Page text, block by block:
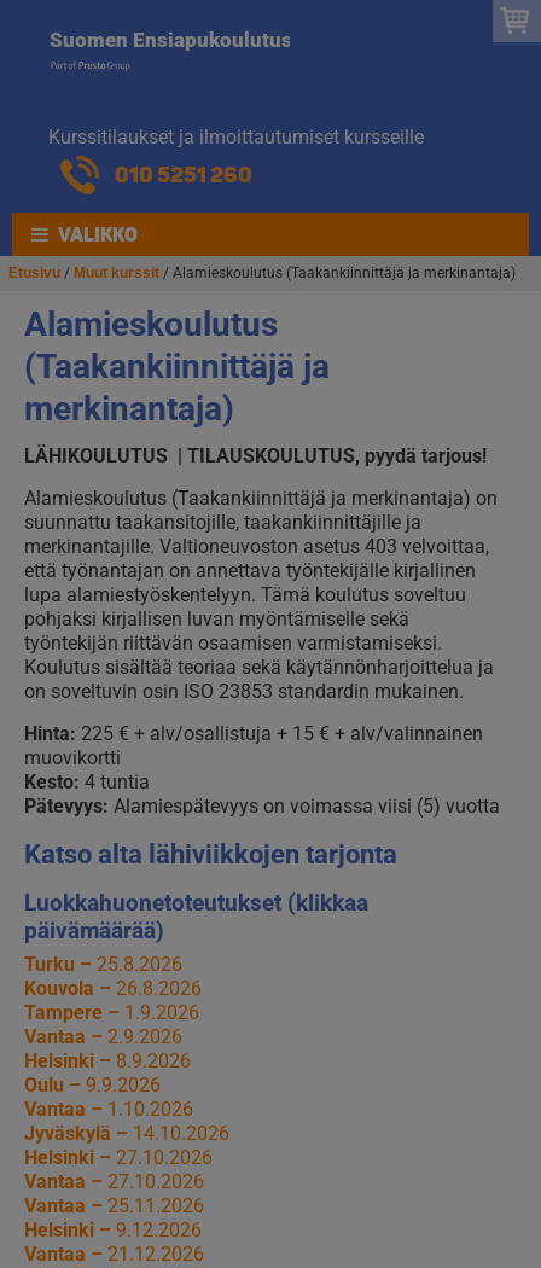
navigointiin
sisältöön
Suomen EnsiapukoulutusSuomen
Kurssitilaukset ja ilmoittautumiset kursseille
010 5251 260
VALIKKO
Etusivu / Muut kurssit / Alamieskoulutus (Taakankiinnittäjä ja merkinantaja)
Alamieskoulutus
(Taakankiinnittäjä ja
merkinantaja)
LÄHIKOULUTUS | TILAUSKOULUTUS, pyydä tarjous!
Alamieskoulutus (Taakankiinnittäjä ja merkinantaja) on
suunnattu taakansitojille, taakankiinnittäjille ja
merkinantajille. Valtioneuvoston asetus 403 velvoittaa,
että työnantajan on annettava työntekijälle kirjallinen
lupa alamiestyöskentelyyn. Tämä koulutus soveltuu
pohjaksi kirjallisen luvan myöntämiselle sekä
työntekijän riittävän osaamisen varmistamiseksi.
Koulutus sisältää teoriaa sekä käytännönharjoittelua ja
on soveltuvin osin ISO 23853 standardin mukainen.
Hinta: 225 € + alv/osallistuja + 15 € + alv/valinnainen
muovikortti
Kesto: 4 tuntia
Pätevyys: Alamiespätevyys on voimassa viisi (5) vuotta
Katso alta lähiviikkojen tarjonta
Luokkahuonetoteutukset (klikkaa
päivämäärää)
Turku – 25.8.2026
Kouvola – 26.8.2026
Tampere – 1.9.2026
Vantaa – 2.9.2026
Helsinki – 8.9.2026
Oulu – 9.9.2026
Vantaa – 1.10.2026
Jyväskylä – 14.10.2026
Helsinki – 27.10.2026
Vantaa – 27.10.2026
Vantaa – 25.11.2026
Helsinki – 9.12.2026
Vantaa – 21.12.2026